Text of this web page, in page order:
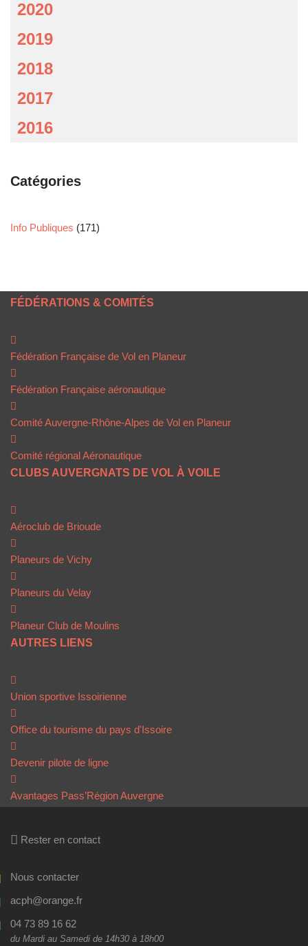
2020
2019
2018
2017
2016
Catégories
Info Publiques (171)
FÉDÉRATIONS & COMITÉS
Fédération Française de Vol en Planeur
Fédération Française aéronautique
Comité Auvergne-Rhône-Alpes de Vol en Planeur
Comité régional Aéronautique
CLUBS AUVERGNATS DE VOL À VOILE
Aéroclub de Brioude
Planeurs de Vichy
Planeurs du Velay
Planeur Club de Moulins
AUTRES LIENS
Union sportive Issoirienne
Office du tourisme du pays d'Issoire
Devenir pilote de ligne
Avantages Pass’Région Auvergne
Rester en contact
Nous contacter
acph@orange.fr
04 73 89 16 62
du Mardi au Samedi de 14h30 à 18h00